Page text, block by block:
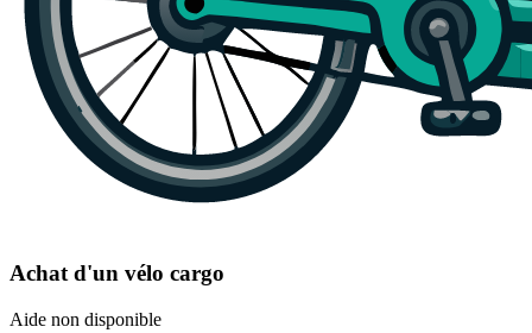
Achat d'un vélo cargo
Aide non disponible